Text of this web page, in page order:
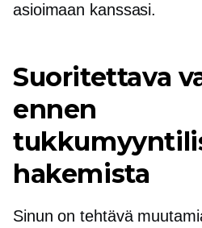
asioimaan kanssasi.
Suoritettava
ennen
hakemista
Sinun on tehtävä